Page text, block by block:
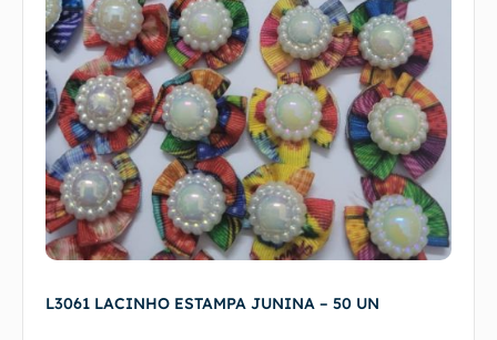
L3061 LACINHO ESTAMPA JUNINA – 50 UN